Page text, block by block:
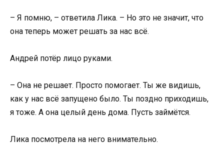
– Я помню, – ответила Лика. – Но это не значит, что
она теперь может решать за нас всё.
Андрей потёр лицо руками.
– Она не решает. Просто помогает. Ты же видишь,
как у нас всё запущено было. Ты поздно приходишь,
я тоже. А она целый день дома. Пусть займётся.
Лика посмотрела на него внимательно.